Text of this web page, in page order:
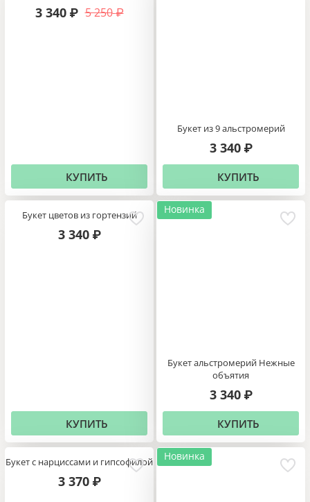
5 250 ₽
3 340 ₽
КУПИТЬ
Букет из 9 альстромерий
3 340 ₽
КУПИТЬ
Букет цветов из гортензий
3 340 ₽
КУПИТЬ
Новинка
Букет альстромерий Нежные
объятия
3 340 ₽
КУПИТЬ
Букет с нарциссами и гипсофилой
3 370 ₽
Новинка